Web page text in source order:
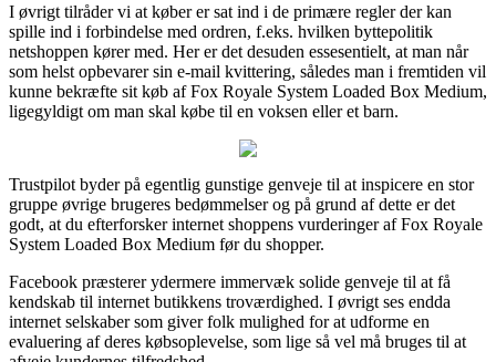
I øvrigt tilråder vi at køber er sat ind i de primære regler der kan
spille ind i forbindelse med ordren, f.eks. hvilken byttepolitik
netshoppen kører med. Her er det desuden essesentielt, at man når
som helst opbevarer sin e-mail kvittering, således man i fremtiden vil
kunne bekræfte sit køb af Fox Royale System Loaded Box Medium,
ligegyldigt om man skal købe til en voksen eller et barn.
Trustpilot byder på egentlig gunstige genveje til at inspicere en stor
gruppe øvrige brugeres bedømmelser og på grund af dette er det
godt, at du efterforsker internet shoppens vurderinger af Fox Royale
System Loaded Box Medium før du shopper.
Facebook præsterer ydermere immervæk solide genveje til at få
kendskab til internet butikkens troværdighed. I øvrigt ses endda
internet selskaber som giver folk mulighed for at udforme en
evaluering af deres købsoplevelse, som lige så vel må bruges til at